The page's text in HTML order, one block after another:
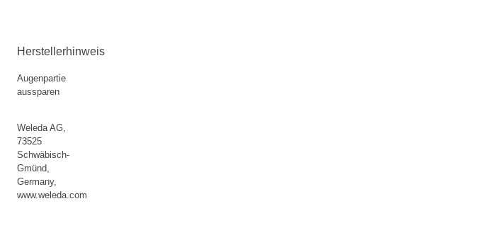
Herstellerhinweis
Augenpartie
aussparen
Weleda AG,
73525
Schwäbisch-
Gmünd,
Germany,
www.weleda.com